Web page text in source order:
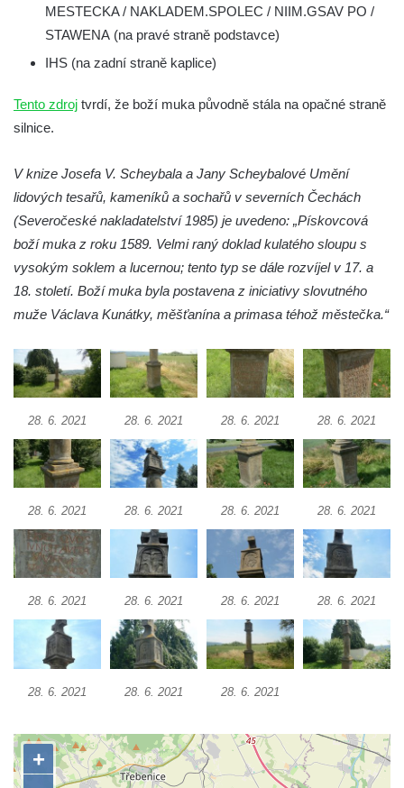
Kříž na rozcestí u domu čp. 123 v
Mikulášovicích
Wäberův kříž v zahradě domu čp. 184 v
Kříž na louce v horních Mikulášovicích
Kříž Neubaukreuz u domu čp. 698 v
Mikulášovicích
Kříž manželů Endlerových u továrního
objektu v Mikulášovicích
Kříž u silnice východně od Mikulášovic
Meyerův kříž východně od Mikulášovic
Kříž u rozcestí k větrnému mlýnu Světlík v
Horním Podluží
Kříž u domu čp. 1016 v Mikulášovicích
Herltův kříž u Mikova v Mikulášovicích
Kříž u Borských u domu čp. 859 v
Mikulášovicích
Kříž Ließnerových naproti Mikovu v
Mikulášovicích
Kříž u Mikulášovického potoka poblíž
Mikovu v Mikulášovicích
Mikulášovicích
Hampelův kříž u bývalých kasáren v
Mikulášovicích
35 v Mikulášovicích
Schneiderův kříž před domem čp. 55 v
MESTECKA / NAKLADEM.SPOLEC / NIIM.GSAV PO /
STAWENA (na pravé straně podstavce)
IHS (na zadní straně kaplice)
Tento zdroj tvrdí, že boží muka původně stála na opačné straně
silnice.
V knize Josefa V. Scheybala a Jany Scheybalové Umění
lidových tesařů, kameníků a sochařů v severních Čechách
(Severočeské nakladatelství 1985) je uvedeno: „Pískovcová
boží muka z roku 1589. Velmi raný doklad kulatého sloupu s
vysokým soklem a lucernou; tento typ se dále rozvíjel v 17. a
18. století. Boží muka byla postavena z iniciativy slovutného
muže Václava Kunátky, měšťanína a primasa téhož městečka.“
28. 6. 2021 28. 6. 2021 28. 6. 2021 28. 6. 2021
28. 6. 2021 28. 6. 2021 28. 6. 2021 28. 6. 2021
28. 6. 2021 28. 6. 2021 28. 6. 2021 28. 6. 2021
28. 6. 2021 28. 6. 2021 28. 6. 2021